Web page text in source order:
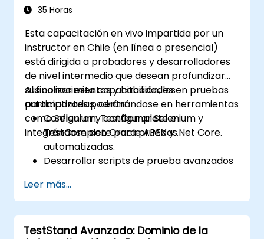
35 Horas
Esta capacitación en vivo impartida por un
instructor en Chile (en línea o presencial)
está dirigida a probadores y desarrolladores
de nivel intermedio que desean profundizar
sus conocimientos y habilidades en pruebas
automatizadas, centrándose en herramientas
como Selenium, TestComplete e
integrándose con Oracle APEX y .Net Core.
Al finalizar esta capacitación, los
participantes podrán:
Configurar y configurar Selenium y
TestComplete para pruebas
automatizadas.
Desarrollar scripts de prueba avanzados
Integrar las pruebas automatizadas con
aplicaciones de Oracle APEX y .Net Core.
Aplicar técnicas de aprendizaje
automático para mejorar la
Leer más...
TestStand Avanzado: Dominio de la